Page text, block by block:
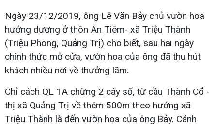
Ngày 23/12/2019, ông Lê Văn Bảy chủ vườn hoa
hướng dương ở thôn An Tiêm- xã Triệu Thành
(Triệu Phong, Quảng Trị) cho biết, sau hai ngày
chính thức mở cửa, vườn hoa của ông đã thu hút
khách nhiều nơi về thưởng lãm.
Chỉ cách QL 1A chừng 2 cây số, từ cầu Thành Cổ -
thị xã Quảng Trị về thêm 500m theo hướng xã
Triệu Thành là đến vườn hoa của ông Bảy. Cánh